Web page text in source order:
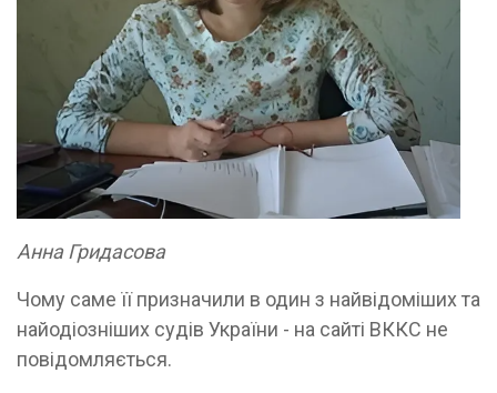
Анна Гридасова
Чому саме її призначили в один з найвідоміших та
найодіозніших судів України - на сайті ВККС не
повідомляється.